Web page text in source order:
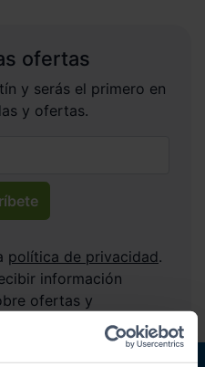
ofertas
y serás el primero en
y ofertas.
política de privacidad.
información
ofertas y
de Automóviles